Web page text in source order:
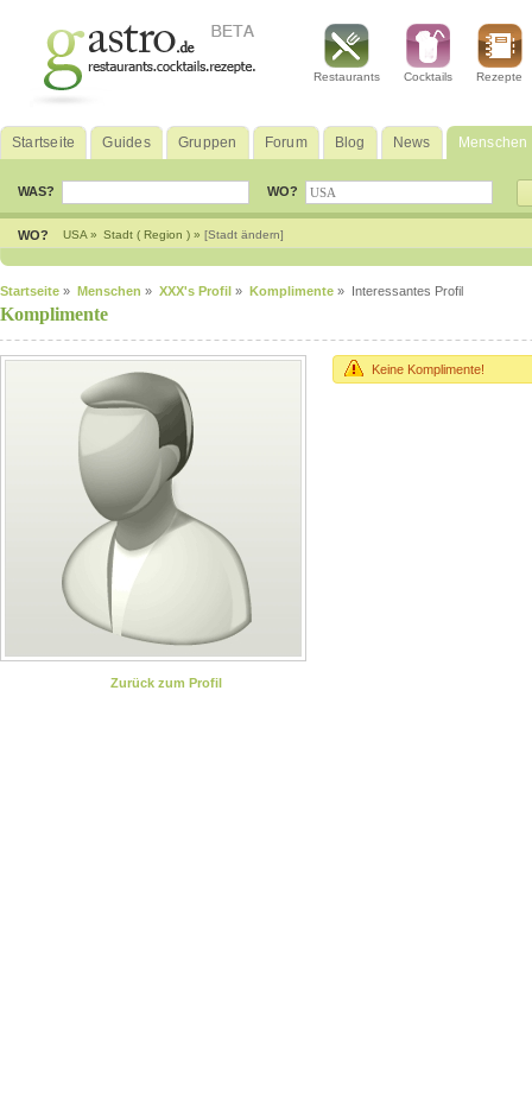
Restaurants Cocktails Rezepte
Startseite Guides Gruppen Forum Blog News Menschen
WAS? WO?
WO? USA » Stadt ( Region ) » [Stadt ändern]
Startseite » Menschen » XXX's Profil » Komplimente » Interessantes Profil
Komplimente
Zurück zum Profil
Keine Komplimente!